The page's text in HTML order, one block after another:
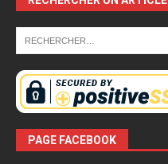
PAGE FACEBOOK